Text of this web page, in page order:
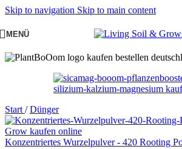
Skip to navigation Skip to main content
MENÜ
Start / Dünger
Konzentriertes Wurzelpulver - 420 Rooting